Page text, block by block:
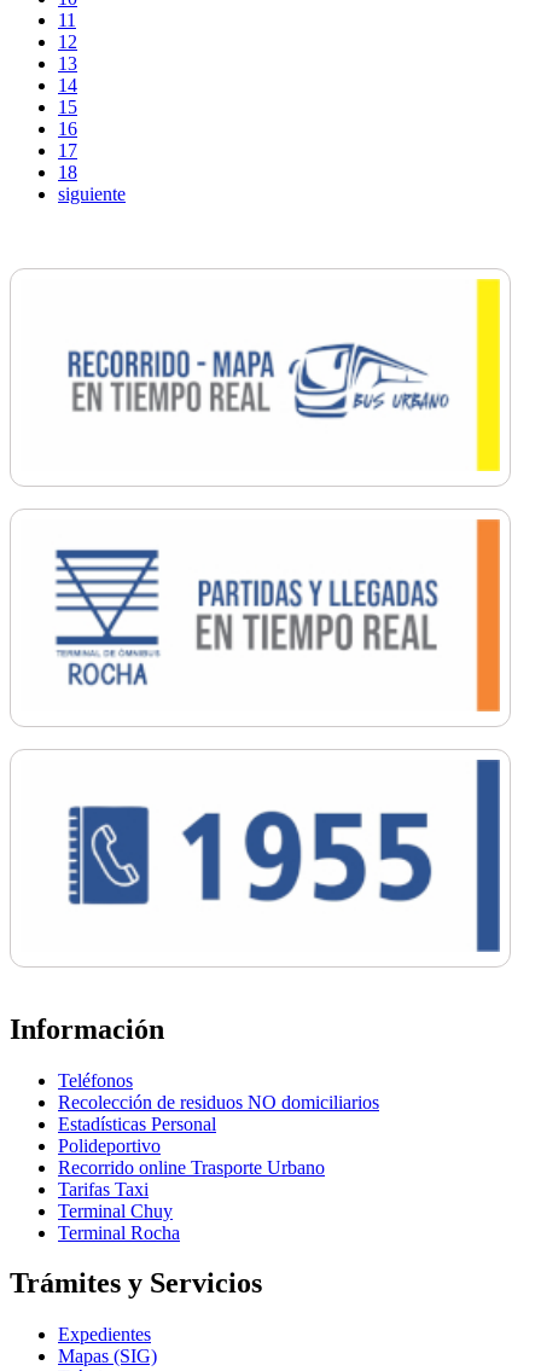
11
12
13
14
15
16
17
18
siguiente
Información
Teléfonos
Recolección de residuos NO domiciliarios
Estadísticas Personal
Polideportivo
Recorrido online Trasporte Urbano
Tarifas Taxi
Terminal Chuy
Terminal Rocha
Trámites y Servicios
Expedientes
Mapas (SIG)